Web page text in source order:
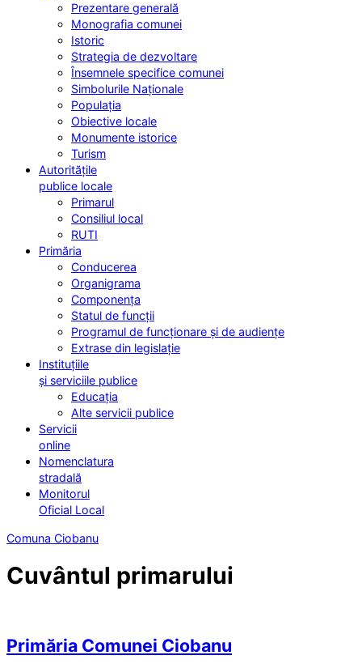
Prezentare generală
Monografia comunei
Istoric
Strategia de dezvoltare
Însemnele specifice comunei
Simbolurile Naționale
Populația
Obiective locale
Monumente istorice
Turism
Autoritățile
publice locale
Primarul
Consiliul local
RUTI
Primăria
Conducerea
Organigrama
Componența
Statul de funcții
Programul de funcționare și de audiențe
Extrase din legislație
Instituțiile
și serviciile publice
Educația
Alte servicii publice
Servicii
online
Nomenclatura
stradală
Monitorul
Oficial Local
Comuna Ciobanu
Cuvântul primarului
Primăria Comunei Ciobanu